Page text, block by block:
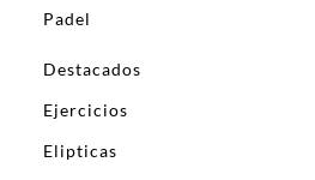
Padel
Destacados
Ejercicios
Elipticas